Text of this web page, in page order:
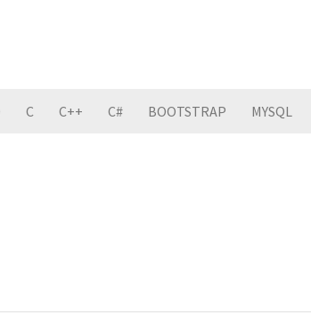
C C++ C# BOOTSTRAP MYSQL